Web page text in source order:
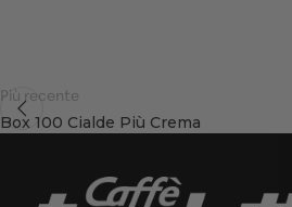
Più recente
Box 100 Cialde Più Crema